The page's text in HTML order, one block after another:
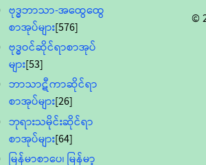
ဗုဒ္ဓဘာသာ-အထွေထွေ
စာအုပ်များ[576]
ဗုဒ္ဓဝင်ဆိုင်ရာစာအုပ်
များ[53]
ဘာသာဋီကာဆိုင်ရာ
စာအုပ်များ[26]
ဘုရားသမိုင်းဆိုင်ရာ
စာအုပ်များ[64]
မြန်မာစာပေ၊ မြန်မာ့
©